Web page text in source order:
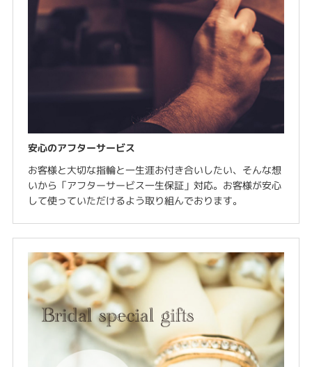
安心のアフターサービス
お客様と大切な指輪と一生涯お付き合いしたい、そんな想
いから「アフターサービス一生保証」対応。お客様が安心
して使っていただけるよう取り組んでおります。